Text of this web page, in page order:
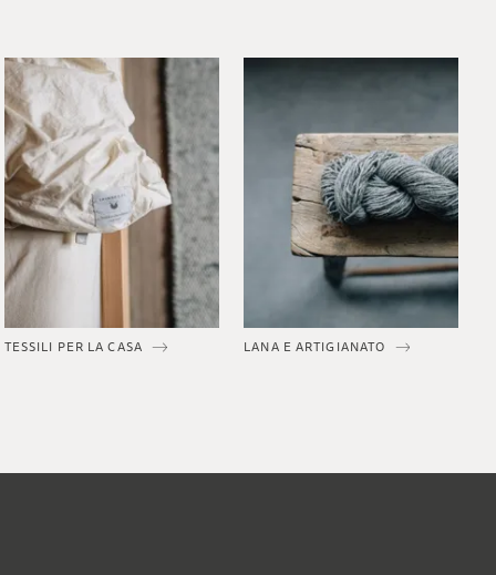
TESSILI PER LA CASA LANA E ARTIGIANATO